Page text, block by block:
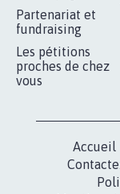
RÉUSSIR VOTRE